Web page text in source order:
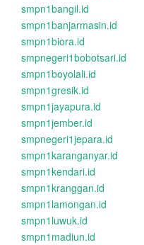
smpn1bangil.id
smpn1banjarmasin.id
smpn1biora.id
smpnegeri1bobotsari.id
smpn1boyolali.id
smpn1gresik.id
smpn1jayapura.id
smpn1jember.id
smpnegeri1jepara.id
smpn1karanganyar.id
smpn1kendari.id
smpn1kranggan.id
smpn1lamongan.id
smpn1luwuk.id
smpn1madiun.id